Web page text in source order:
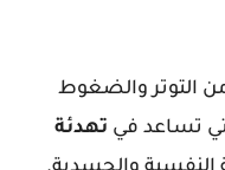
التوتر والضغوط
تساعد في تهدئة